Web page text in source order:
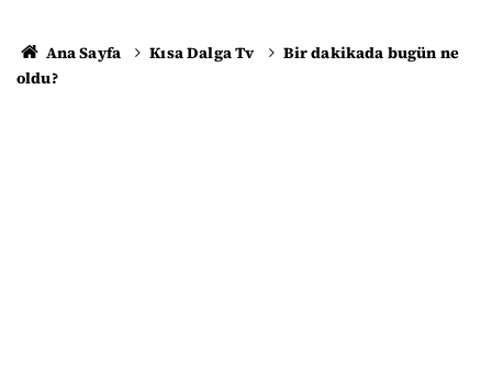
Ana Sayfa Kısa Dalga Tv
Bir dakikada bugün ne
oldu?